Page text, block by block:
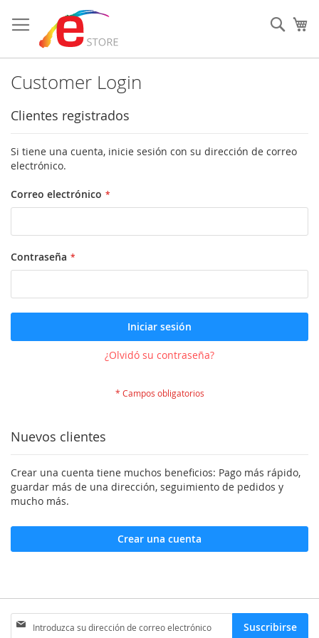
al
contenido
Customer Login
Clientes registrados
Si tiene una cuenta, inicie sesión con su dirección de correo
electrónico.
Correo electrónico
Contraseña
Iniciar sesión
¿Olvidó su contraseña?
Nuevos clientes
Crear una cuenta tiene muchos beneficios: Pago más rápido,
guardar más de una dirección, seguimiento de pedidos y
mucho más.
Crear una cuenta
Inscríbase
Suscribirse